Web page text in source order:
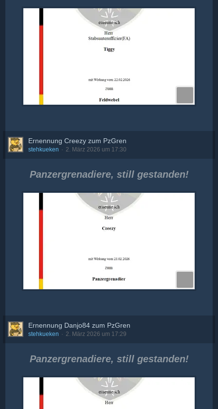
Ernennung Creezy zum PzGren
stehkueken 2. März 2026 um 17:30
Panzergrenadiere, still gestanden!
Ernennung Danjo84 zum PzGren
stehkueken 2. März 2026 um 17:29
Panzergrenadiere, still gestanden!